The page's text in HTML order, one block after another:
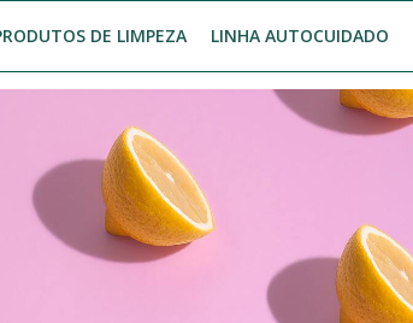
DE LIMPEZA LINHA AUTOCUIDADO